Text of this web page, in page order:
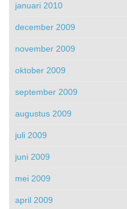
januari 2010
december 2009
november 2009
oktober 2009
september 2009
augustus 2009
juli 2009
juni 2009
mei 2009
april 2009